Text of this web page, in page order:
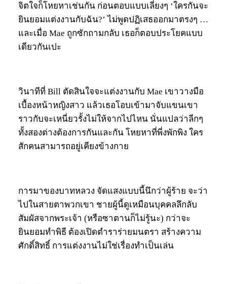
จิตใจก็โหยหาเช่นกัน ก่อนตอบแบบเลี่ยงๆ ‘ใครกันจะ
ยินยอมแต่งงานกับฉัน?’ ไม่พูดปฏิเสธออกมาตรงๆ …
และเมื่อ Mae ถูกซักถามกลับ เธอก็ตอบประโยคแบบ
เดียวกันเปะ
วินาทีที่ Bill ตัดสินใจจะแต่งงานกับ Mae เขาวางมือ
เบื้องหน้าหญิงสาว แล้วเธอโอบเข้ามาจับแขนเขา
ราวกับจะเหนี่ยวรั้งไม่ให้จากไปไหน นั่นแปลว่าลีกๆ
ทั้งสองต่างต้องการกันและกัน โหยหาที่พี่งพักพิง ใคร
สักคนสามารถอยู่เคียงข้างกาย
การมาของบาทหลวง จัดแสงแบบนี้นึกว่าผู้ร้าย จะว่า
ไปในสายตาพวกเขา ชายผู้นี้ดูเหมือนบุคคลลึกลับ
สัมผัสจากพระเจ้า (หรือซาตานก็ไม่รู้นะ) กว่าจะ
ยินยอมทำพิธี ต้องเปิดตำราร่ายมนตรา สร้างความ
ศักดิ์สิทธิ์ การแต่งงานไม่ใช่เรื่องทำเป็นเล่น